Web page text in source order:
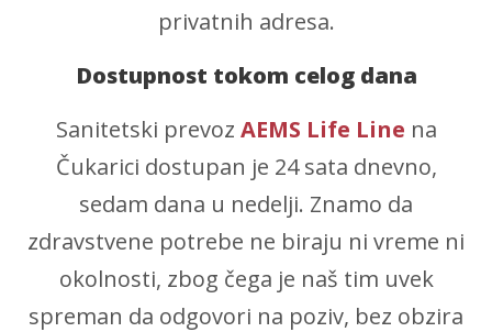
privatnih adresa.
Dostupnost tokom celog dana
Sanitetski prevoz AEMS Life Line na
Čukarici dostupan je 24 sata dnevno,
sedam dana u nedelji. Znamo da
zdravstvene potrebe ne biraju ni vreme ni
okolnosti, zbog čega je naš tim uvek
spreman da odgovori na poziv, bez obzira